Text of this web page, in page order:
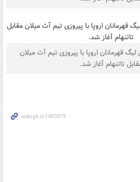
قهرمانان اروپا با پیروزی تیم‌ آث میلان
تاتنهام آغاز شد.